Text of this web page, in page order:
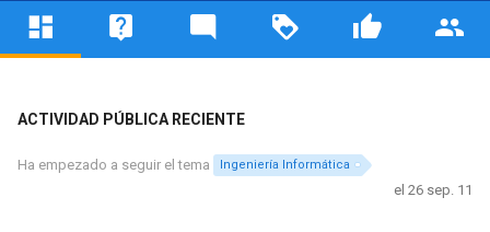
ACTIVIDAD PÚBLICA RECIENTE
Ha empezado a seguir el tema Ingeniería Informática
el 26 sep. 11